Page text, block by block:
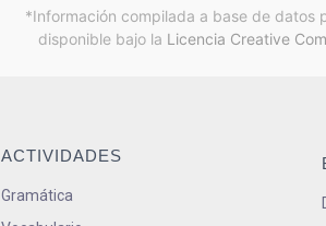
*Información compilada a base de datos
disponible bajo la Licencia Creative
ACTIVIDADES
Gramática